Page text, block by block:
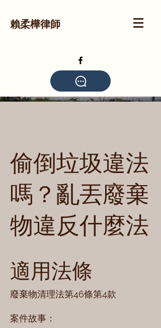
賴柔樺律師
偷倒垃圾違法
嗎？亂丟廢棄
物違反什麼法
適用法條
廢棄物清理法第46條第4款
案件故事：